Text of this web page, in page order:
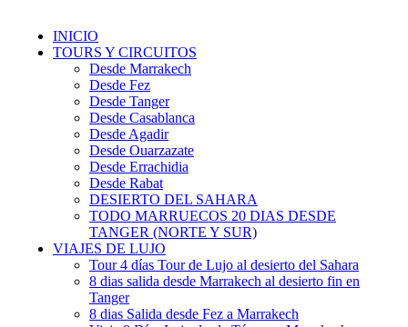
INICIO
TOURS Y CIRCUITOS
Desde Marrakech
Desde Fez
Desde Tanger
Desde Casablanca
Desde Agadir
Desde Ouarzazate
Desde Errachidia
Desde Rabat
DESIERTO DEL SAHARA
TODO MARRUECOS 20 DIAS DESDE
TANGER (NORTE Y SUR)
VIAJES DE LUJO
Tour 4 días Tour de Lujo al desierto del Sahara
8 dias salida desde Marrakech al desierto fin en
Tanger
8 dias Salida desde Fez a Marrakech